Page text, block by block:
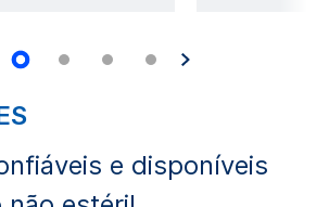
​​e disponíveis